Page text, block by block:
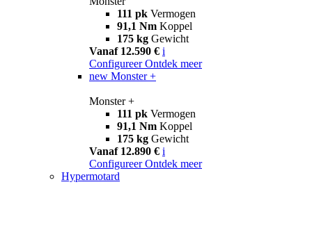
111 pk Vermogen
91,1 Nm Koppel
175 kg Gewicht
Vanaf 12.590 € i
Configureer Ontdek meer
new Monster +
Monster +
111 pk Vermogen
91,1 Nm Koppel
175 kg Gewicht
Vanaf 12.890 € i
Configureer Ontdek meer
Hypermotard